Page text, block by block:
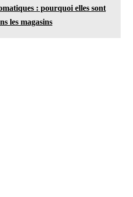
: pourquoi elles sont
les magasins